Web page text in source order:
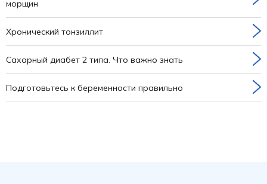
морщин
Хронический тонзиллит
Сахарный диабет 2 типа. Что важно знать
Подготовьтесь к беременности правильно